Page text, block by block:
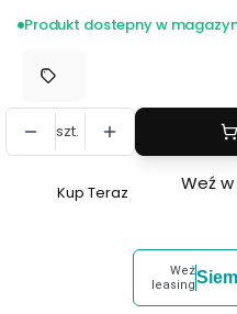
Produkt dostepny w
szt.
Szybki
Kup Teraz Weź
Weź
leasing